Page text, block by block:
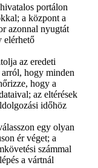
portálon
a központ a
azonnal nyugtát
elérhető
az eredeti
hogy minden
hogy a
az eltérések
időhöz
egy olyan
ér véget; a
számmal
a vártnál